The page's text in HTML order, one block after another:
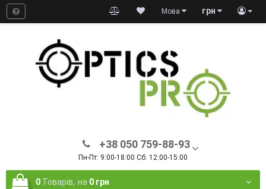
грн
Мова
+38 050 759-88-93
Пн-Пт: 9:00-18:00 Сб: 12:00-15:00
0 Товарів, на 0 грн